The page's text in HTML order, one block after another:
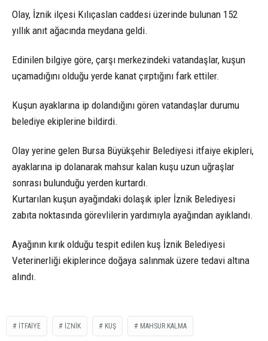
Olay, İznik ilçesi Kılıçaslan caddesi üzerinde bulunan 152
yıllık anıt ağacında meydana geldi.
Edinilen bilgiye göre, çarşı merkezindeki vatandaşlar, kuşun
uçamadığını olduğu yerde kanat çırptığını fark ettiler.
Kuşun ayaklarına ip dolandığını gören vatandaşlar durumu
belediye ekiplerine bildirdi.
Olay yerine gelen Bursa Büyükşehir Belediyesi itfaiye ekipleri,
ayaklarına ip dolanarak mahsur kalan kuşu uzun uğraşlar
sonrası bulunduğu yerden kurtardı.
Kurtarılan kuşun ayağındaki dolaşık ipler İznik Belediyesi
zabıta noktasında görevlilerin yardımıyla ayağından ayıklandı.
Ayağının kırık olduğu tespit edilen kuş İznik Belediyesi
Veterinerliği ekiplerince doğaya salınmak üzere tedavi altına
alındı.
ITFAIYE IZNIK KUŞ MAHSUR KALMA